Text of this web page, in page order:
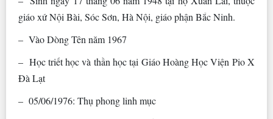
giáo xứ Nội Bài, Sóc Sơn, Hà Nội, giáo phận Bắc Ninh.
– Vào Dòng Tên năm 1967
– Học triết học và thần học tại Giáo Hoàng Học Viện Pio X
Ðà Lạt
– 05/06/1976: Thụ phong linh mục